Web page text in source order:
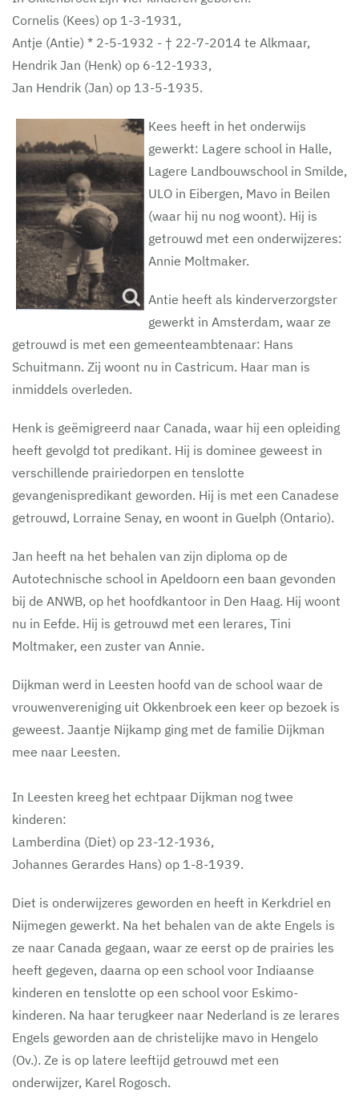
Cornelis (Kees) op 1-3-1931,
Antje (Antie) * 2-5-1932 - † 22-7-2014 te Alkmaar,
Hendrik Jan (Henk) op 6-12-1933,
Jan Hendrik (Jan) op 13-5-1935.
Kees heeft in het onderwijs
gewerkt: Lagere school in Halle,
Lagere Landbouwschool in Smilde,
ULO in Eibergen, Mavo in Beilen
(waar hij nu nog woont). Hij is
getrouwd met een onderwijzeres:
Annie Moltmaker.
Antie heeft als kinderverzorgster
gewerkt in Amsterdam, waar ze
getrouwd is met een gemeenteambtenaar: Hans
Schuitmann. Zij woont nu in Castricum. Haar man is
inmiddels overleden.
Henk is geëmigreerd naar Canada, waar hij een opleiding
heeft gevolgd tot predikant. Hij is dominee geweest in
verschillende prairiedorpen en tenslotte
gevangenispredikant geworden. Hij is met een Canadese
getrouwd, Lorraine Senay, en woont in Guelph (Ontario).
Jan heeft na het behalen van zijn diploma op de
Autotechnische school in Apeldoorn een baan gevonden
bij de ANWB, op het hoofdkantoor in Den Haag. Hij woont
nu in Eefde. Hij is getrouwd met een lerares, Tini
Moltmaker, een zuster van Annie.
Dijkman werd in Leesten hoofd van de school waar de
vrouwenvereniging uit Okkenbroek een keer op bezoek is
geweest. Jaantje Nijkamp ging met de familie Dijkman
mee naar Leesten.
In Leesten kreeg het echtpaar Dijkman nog twee
kinderen:
Lamberdina (Diet) op 23-12-1936,
Johannes Gerardes Hans) op 1-8-1939.
Diet is onderwijzeres geworden en heeft in Kerkdriel en
Nijmegen gewerkt. Na het behalen van de akte Engels is
ze naar Canada gegaan, waar ze eerst op de prairies les
heeft gegeven, daarna op een school voor Indiaanse
kinderen en tenslotte op een school voor Eskimo-
kinderen. Na haar terugkeer naar Nederland is ze lerares
Engels geworden aan de christelijke mavo in Hengelo
(Ov.). Ze is op latere leeftijd getrouwd met een
onderwijzer, Karel Rogosch.